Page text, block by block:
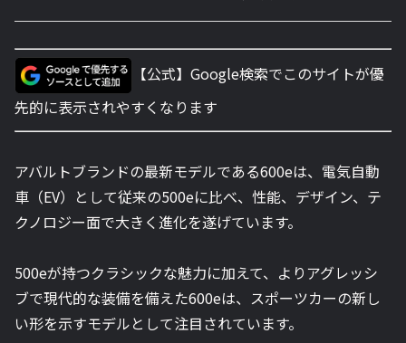
【公式】Google検索でこのサイトが優
先的に表示されやすくなります
アバルトブランドの最新モデルである600eは、電気自動
車（EV）として従来の500eに比べ、性能、デザイン、テ
クノロジー面で大きく進化を遂げています。
500eが持つクラシックな魅力に加えて、よりアグレッシ
ブで現代的な装備を備えた600eは、スポーツカーの新し
い形を示すモデルとして注目されています。